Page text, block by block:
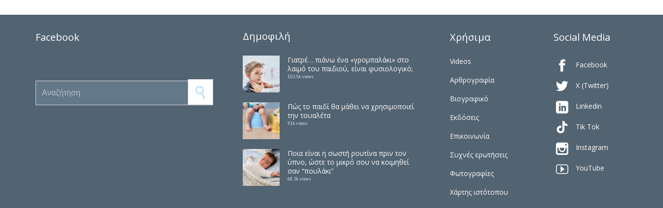
Facebook
Search for:
Δημοφιλή
Γιατρέ… πιάνω ένα «γρομπαλάκι» στο
λαιμό του παιδιού, είναι φυσιολογικό;
103.5k views
Πώς το παιδί θα μάθει να χρησιμοποιεί
την τουαλέτα
91k views
Ποια είναι η σωστή ρουτίνα πριν τον
ύπνο, ώστε το μικρό σου να κοιμηθεί
σαν “πουλάκι”
68.3k views
Χρήσιμα
Videos
Αρθρογραφία
Βιογραφικό
Εκδόσεις
Επικοινωνία
Συχνές ερωτήσεις
Φωτογραφίες
Χάρτης ιστότοπου
Social Media
 Facebook
 X (Twitter)
 Linkedin
Tik Tok
 Instagram
 YouTube